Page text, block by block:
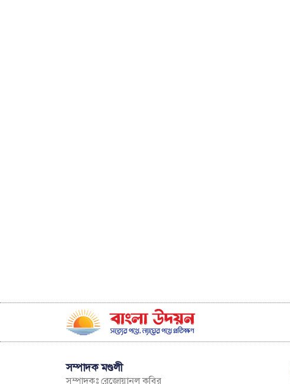
সম্পাদক মণ্ডলী
সম্পাদকঃ রেজোয়ানুল কবির